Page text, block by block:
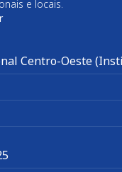
e locais.
Centro-Oeste